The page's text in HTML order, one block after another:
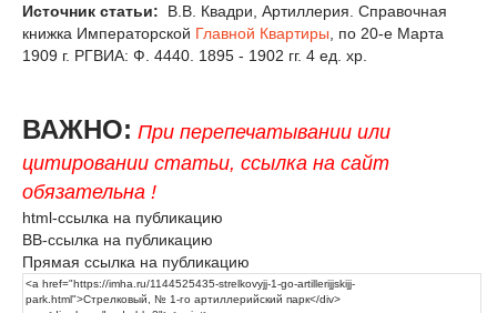
Источник статьи:
В.В. Квадри, Артиллерия. Справочная
книжка Императорской Главной Квартиры , по 20-е Марта
1909 г. РГВИА: Ф. 4440. 1895 - 1902 гг. 4 ед. хр.
ВАЖНО: При перепечатывании или
цитировании статьи, ссылка на сайт
обязательна !
html-ссылка на публикацию
BB-ссылка на публикацию
Прямая ссылка на публикацию